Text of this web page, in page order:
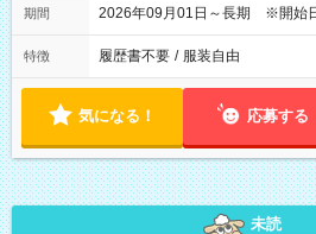
期間 2026年09月01日～長期 ※開始
特徴 履歴書不要 / 服装自由
気になる！ 応募する
未読